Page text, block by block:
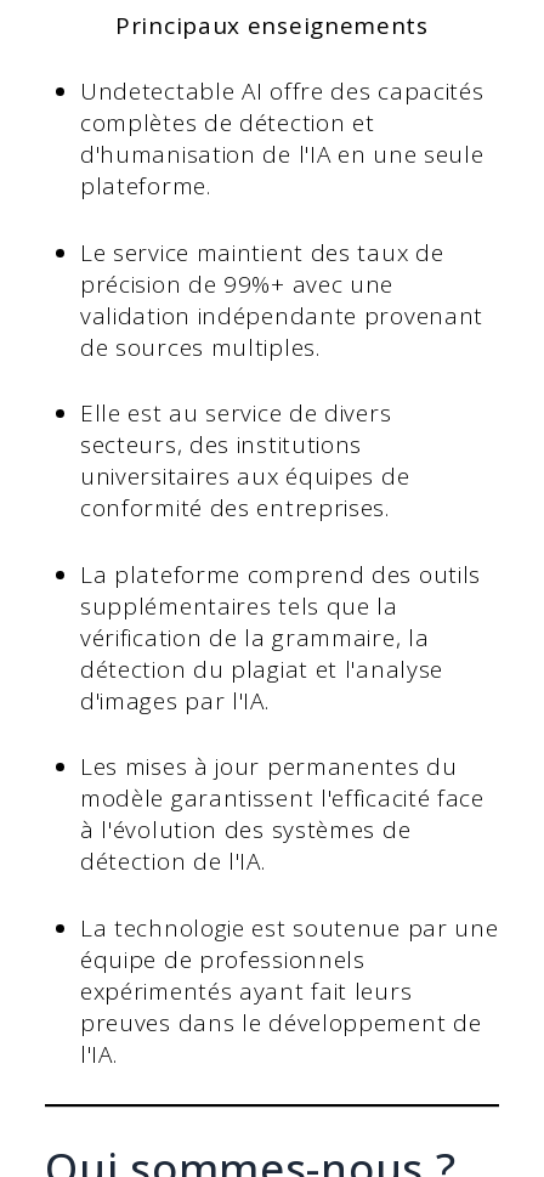
Principaux enseignements
Undetectable AI offre des capacités
complètes de détection et
d'humanisation de l'IA en une seule
plateforme.
Le service maintient des taux de
précision de 99%+ avec une
validation indépendante provenant
de sources multiples.
Elle est au service de divers
secteurs, des institutions
universitaires aux équipes de
conformité des entreprises.
La plateforme comprend des outils
supplémentaires tels que la
vérification de la grammaire, la
détection du plagiat et l'analyse
d'images par l'IA.
Les mises à jour permanentes du
modèle garantissent l'efficacité face
à l'évolution des systèmes de
détection de l'IA.
La technologie est soutenue par une
équipe de professionnels
expérimentés ayant fait leurs
preuves dans le développement de
l'IA.